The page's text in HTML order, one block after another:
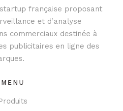
française proposant
et d’analyse
commerciaux destinée à
publicitaires en ligne des
MENU